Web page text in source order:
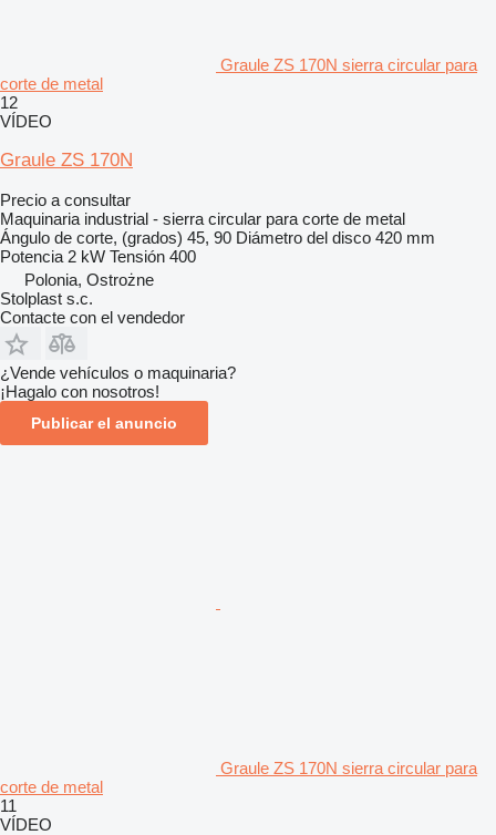
Graule ZS 170N sierra circular para
corte de metal
12
VÍDEO
Graule ZS 170N
Precio a consultar
Maquinaria industrial - sierra circular para corte de metal
Ángulo de corte, (grados) 45, 90 Diámetro del disco 420 mm
Potencia 2 kW Tensión 400
Polonia, Ostrożne
Stolplast s.c.
Contacte con el vendedor
¿Vende vehículos o maquinaria?
¡Hagalo con nosotros!
Publicar el anuncio
Graule ZS 170N sierra circular para
corte de metal
11
VÍDEO